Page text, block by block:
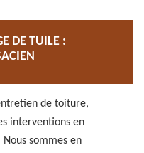
DE TUILE :
de toiture,
interventions en
sommes en